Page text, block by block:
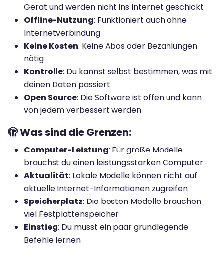
Gerät und werden nicht ins Internet geschickt
Offline-Nutzung: Funktioniert auch ohne
Internetverbindung
Keine Kosten: Keine Abos oder Bezahlungen
nötig
Kontrolle: Du kannst selbst bestimmen, was mit
deinen Daten passiert
Open Source: Die Software ist offen und kann
von jedem verbessert werden
🫣 Was sind die Grenzen:
Computer-Leistung: Für große Modelle
brauchst du einen leistungsstarken Computer
Aktualität: Lokale Modelle können nicht auf
aktuelle Internet-Informationen zugreifen
Speicherplatz: Die besten Modelle brauchen
viel Festplattenspeicher
Einstieg: Du musst ein paar grundlegende
Befehle lernen